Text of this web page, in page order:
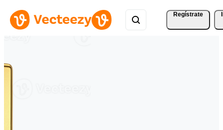
Regístrate